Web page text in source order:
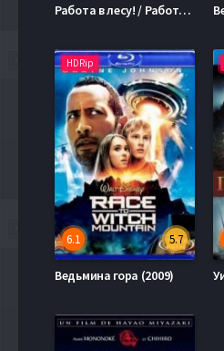
Работа в лесу! / Работа с древесиной! (2014)
HDRip
5.7
6.1
Ведьмина гора (2009)